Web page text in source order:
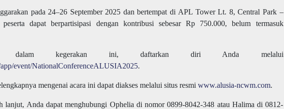
pada 24–26 September 2025 dan bertempat di APL Tower Lt. 8, Central Park –
dapat berpartisipasi dengan kontribusi sebesar Rp 750.000, belum termasuk
dalam kegerakan ini, daftarkan diri Anda melalui
event/NationalConferenceALUSIA2025.
mengenai acara ini dapat diakses melalui situs resmi www.alusia-ncwm.com.
lanjut, Anda dapat menghubungi Ophelia di nomor 0899-8042-348 atau Halima di 0812-